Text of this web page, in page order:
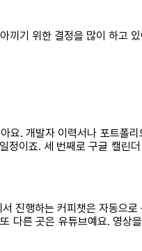
기 위한 결정을 많이 하고
요. 개발자 이력서나 포트폴
이죠. 세 번째로 구글 캘린
행하는 커피챗은 자동으
다른 곳은 유튜브예요. 영